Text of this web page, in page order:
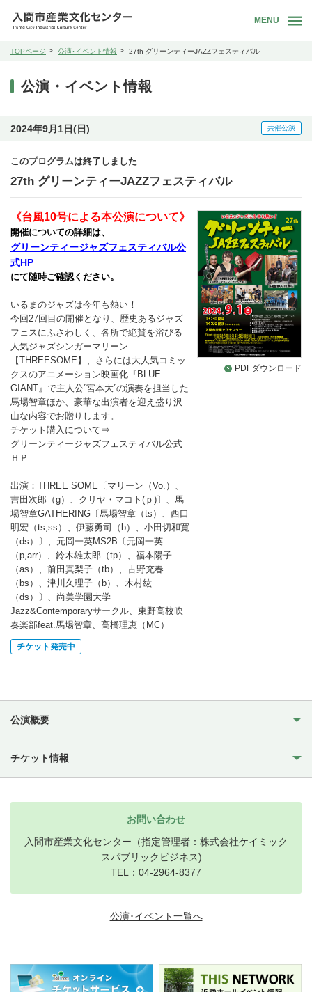
MENU
TOPページ 公演･イベント情報 27th グリーンティーJAZZフェスティバル
公演・イベント情報
2024年9月1日(日) 共催公演
このプログラムは終了しました
27th グリーンティーJAZZフェスティバル
《台風10号による本公演について》
開催についての詳細は、
グリーンティージャズフェスティバル公
式HP
にて随時ご確認ください。
いるまのジャズは今年も熱い！
今回27回目の開催となり、歴史あるジャズ
フェスにふさわしく、各所で絶賛を浴びる
人気ジャズシンガーマリーン
【THREESOME】、さらには大人気コミッ
クスのアニメーション映画化『BLUE
GIANT』で主人公”宮本大”の演奏を担当した
馬場智章ほか、豪華な出演者を迎え盛り沢
山な内容でお贈りします。
チケット購入について⇒
グリーンティージャズフェスティバル公式
ＨＰ
出演：THREE SOME〔マリーン（Vo.）、
吉田次郎（g）、クリヤ・マコト(ｐ)〕、馬
場智章GATHERING〔馬場智章（ts）、西口
明宏（ts,ss）、伊藤勇司（b）、小田切和寛
（ds）〕、元岡一英MS2B〔元岡一英
（p,arr）、鈴木雄太郎（tp）、福本陽子
（as）、前田真梨子（tb）、古野充春
（bs）、津川久理子（b）、木村紘
（ds）〕、尚美学園大学
Jazz&Contemporaryサークル、東野高校吹
奏楽部feat.馬場智章、高橋理恵（MC）
チケット発売中
PDFダウンロード
公演概要
チケット情報
お問い合わせ
入間市産業文化センター（指定管理者：株式会社ケイミック
スパブリックビジネス)
TEL：04-2964-8377
公演･イベント一覧へ